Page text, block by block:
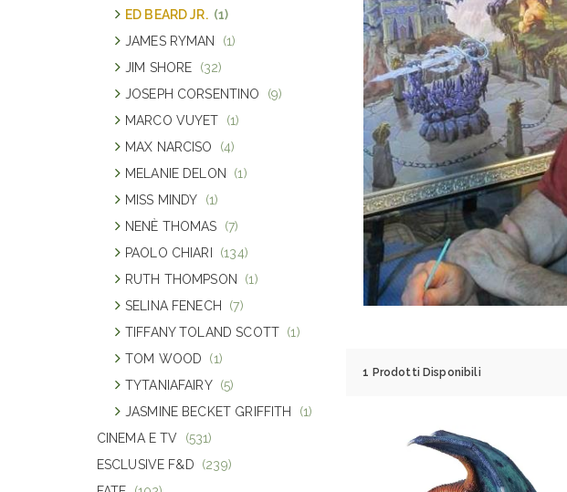
ED BEARD JR. (1)
JAMES RYMAN (1)
JIM SHORE (32)
JOSEPH CORSENTINO (9)
MARCO VUYET (1)
MAX NARCISO (4)
MELANIE DELON (1)
MISS MINDY (1)
NENÈ THOMAS (7)
PAOLO CHIARI (134)
RUTH THOMPSON (1)
SELINA FENECH (7)
TIFFANY TOLAND SCOTT (1)
TOM WOOD (1)
TYTANIAFAIRY (5)
JASMINE BECKET GRIFFITH (1)
CINEMA E TV (531)
ESCLUSIVE F&D (239)
1 Prodotti Disponibili